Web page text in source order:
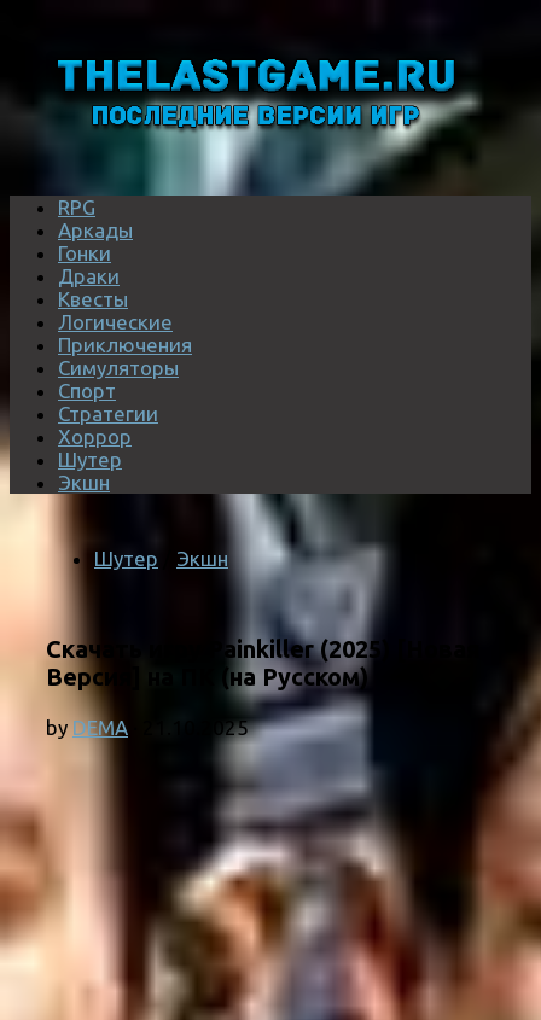
RPG
Аркады
Гонки
Драки
Квесты
Логические
Приключения
Симуляторы
Спорт
Стратегии
Хоррор
Шутер
Экшн
Шутер Экшн
Скачать игру Painkiller (2025) [Новая
Версия] на ПК (на Русском)
by DEMA 21.10.2025